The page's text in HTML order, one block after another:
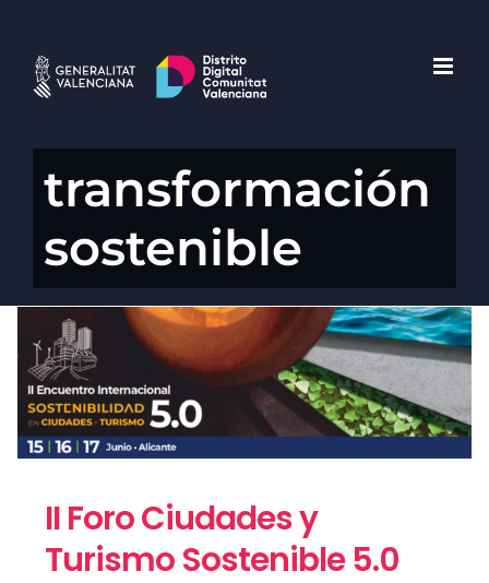
contenido
transformación
sostenible
II Foro Ciudades y
Turismo Sostenible 5.0